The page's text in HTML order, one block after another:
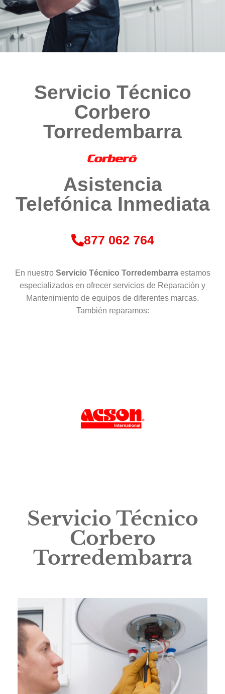
Servicio Técnico
Corbero
Torredembarra
Asistencia
Telefónica Inmediata
877 062 764
En nuestro Servicio Técnico Torredembarra estamos
especializados en ofrecer servicios de Reparación y
Mantenimiento de equipos de diferentes marcas.
También reparamos:
Servicio Técnico
Corbero
Torredembarra